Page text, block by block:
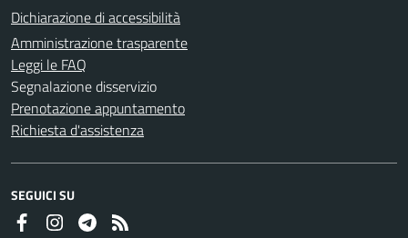
Dichiarazione di accessibilità
Amministrazione trasparente
Leggi le FAQ
Segnalazione disservizio
Prenotazione appuntamento
Richiesta d'assistenza
SEGUICI SU